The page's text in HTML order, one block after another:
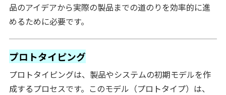
品のアイデアから実際の製品までの道のりを効率的に進
めるために必要です。
プロトタイピング
プロトタイピングは、製品やシステムの初期モデルを作
成するプロセスです。このモデル（プロトタイプ）は、